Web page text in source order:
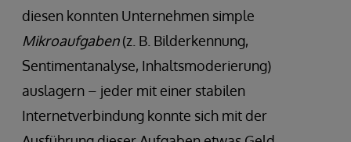
diesen konnten Unternehmen simple
Mikroaufgaben(z. B. Bilderkennung,
Sentimentanalyse, Inhaltsmoderierung)
auslagern – jeder mit einer stabilen
Internetverbindung konnte sich mit der